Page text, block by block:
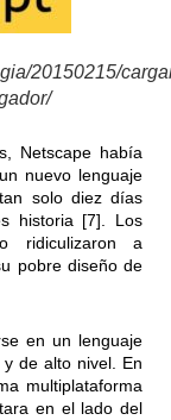
20150215/
Netscape había
nuevo lenguaje
solo diez días
historia [7]. Los
ridiculizaron a
pobre diseño de
en un lenguaje
de alto nivel. En
multiplataforma
en el lado del